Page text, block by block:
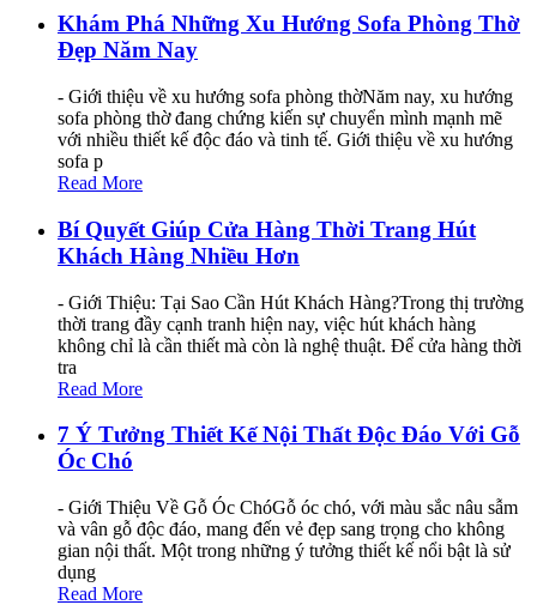
Khám Phá Những Xu Hướng Sofa Phòng Thờ
Đẹp Năm Nay
- Giới thiệu về xu hướng sofa phòng thờNăm nay, xu hướng
sofa phòng thờ đang chứng kiến sự chuyển mình mạnh mẽ
với nhiều thiết kế độc đáo và tinh tế. Giới thiệu về xu hướng
sofa p
Read More
Bí Quyết Giúp Cửa Hàng Thời Trang Hút
Khách Hàng Nhiều Hơn
- Giới Thiệu: Tại Sao Cần Hút Khách Hàng?Trong thị trường
thời trang đầy cạnh tranh hiện nay, việc hút khách hàng
không chỉ là cần thiết mà còn là nghệ thuật. Để cửa hàng thời
tra
Read More
7 Ý Tưởng Thiết Kế Nội Thất Độc Đáo Với Gỗ
Óc Chó
- Giới Thiệu Về Gỗ Óc ChóGỗ óc chó, với màu sắc nâu sẫm
và vân gỗ độc đáo, mang đến vẻ đẹp sang trọng cho không
gian nội thất. Một trong những ý tưởng thiết kế nổi bật là sử
dụng
Read More